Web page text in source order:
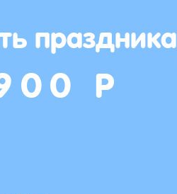
праздника
Р